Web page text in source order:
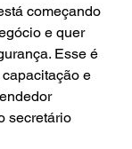
começando
e quer
Esse é
e
secretário